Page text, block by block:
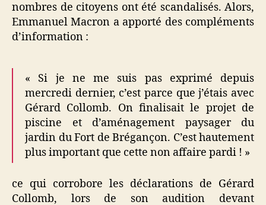
nombres de citoyens ont été scandalisés. Alors,
Emmanuel Macron a apporté des compléments
d’information :
« Si je ne me suis pas exprimé depuis
mercredi dernier, c’est parce que j’étais avec
Gérard Collomb. On finalisait le projet de
piscine et d’aménagement paysager du
jardin du Fort de Brégançon. C’est hautement
plus important que cette non affaire pardi ! »
ce qui corrobore les déclarations de Gérard
Collomb, lors de son audition devant